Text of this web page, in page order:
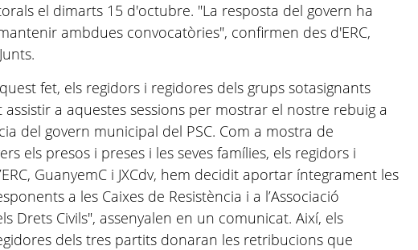
el dimarts 15 d'octubre. "La resposta del govern ha
ambdues convocatòries", confirmen des d'ERC,
fet, els regidors i regidores dels grups sotasignants
a aquestes sessions per mostrar el nostre rebuig a
del govern municipal del PSC. Com a mostra de
els presos i preses i les seves famílies, els regidors i
GuanyemC i JXCdv, hem decidit aportar íntegrament les
a les Caixes de Resistència i a l’Associació
Drets Civils", assenyalen en un comunicat. Així, els
dels tres partits donaran les retribucions que